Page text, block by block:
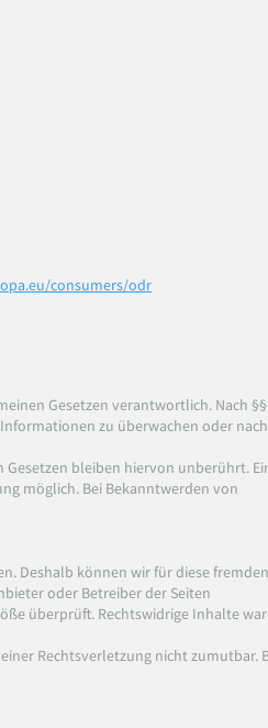
consumers/odr
Gesetzen verantwortlich. Nach
zu überwachen oder nach
bleiben hiervon unberührt.
möglich. Bei Bekanntwerden von
Deshalb können wir für diese fremden
oder Betreiber der Seiten
überprüft. Rechtswidrige Inhalte
Rechtsverletzung nicht zumutbar.